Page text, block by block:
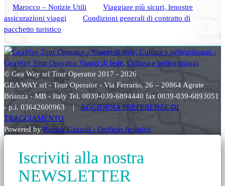
Marocco – Notizie Utili
Viaggiare più sicuri, lenostre
assicurazioni viaggi
Condizioni generali di contratto di
pacchetto turistico
© Gea Way srl Tour Operator 2017 - 2026
GEA WAY srl - Tour Operator - Via Ferrario, 26 – 20864 Agrate
Brianza - MB - Italy Tel. 0039-039-6894440 fax 0039-039-6893051
- p.i. 03642600963 | AGGIORNA PREFERENZE DI
TRACCIAMENTO
Powered by Patrick Gazzoli - Opificio Artistico
Iscriviti alla nostra
NEWSLETTER